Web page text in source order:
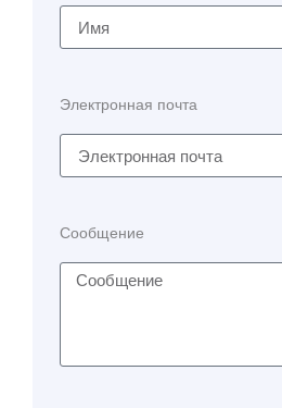
Электронная почта
Сообщение